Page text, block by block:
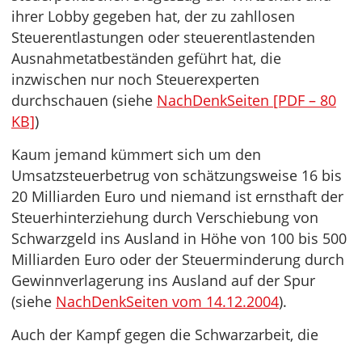
ihrer Lobby gegeben hat, der zu zahllosen
Steuerentlastungen oder steuerentlastenden
Ausnahmetatbeständen geführt hat, die
inzwischen nur noch Steuerexperten
durchschauen (siehe NachDenkSeiten [PDF – 80
KB])
Kaum jemand kümmert sich um den
Umsatzsteuerbetrug von schätzungsweise 16 bis
20 Milliarden Euro und niemand ist ernsthaft der
Steuerhinterziehung durch Verschiebung von
Schwarzgeld ins Ausland in Höhe von 100 bis 500
Milliarden Euro oder der Steuerminderung durch
Gewinnverlagerung ins Ausland auf der Spur
(siehe NachDenkSeiten vom 14.12.2004).
Auch der Kampf gegen die Schwarzarbeit, die